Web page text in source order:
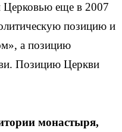
Церковью еще в 2007
позицию и
а позицию
Позицию Церкви
монастыря,